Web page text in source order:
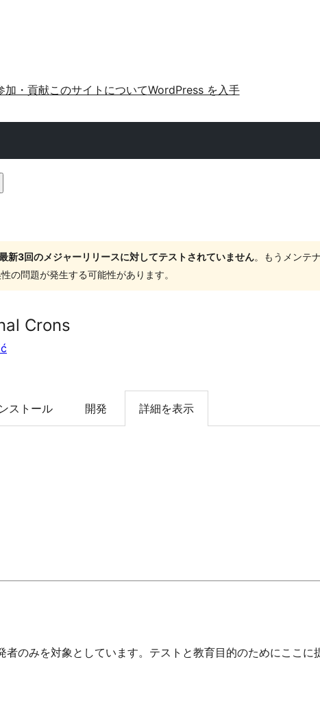
加・貢献このサイトについてWordPress を入手
新3回のメジャーリリースに対してテストされていません。もうメンテ
の問題が発生する可能性があります。
Crons
ストール 開発 詳細を表示
者のみを対象としています。テストと教育目的のためにここに